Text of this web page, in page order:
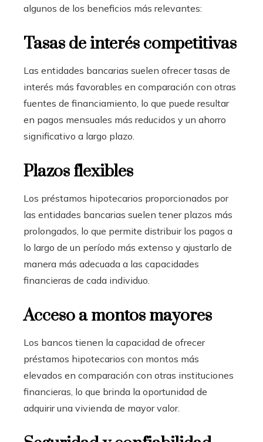
algunos de los beneficios más relevantes:
Tasas de interés competitivas
Las entidades bancarias suelen ofrecer tasas de
interés más favorables en comparación con otras
fuentes de financiamiento, lo que puede resultar
en pagos mensuales más reducidos y un ahorro
significativo a largo plazo.
Plazos flexibles
Los préstamos hipotecarios proporcionados por
las entidades bancarias suelen tener plazos más
prolongados, lo que permite distribuir los pagos a
lo largo de un período más extenso y ajustarlo de
manera más adecuada a las capacidades
financieras de cada individuo.
Acceso a montos mayores
Los bancos tienen la capacidad de ofrecer
préstamos hipotecarios con montos más
elevados en comparación con otras instituciones
financieras, lo que brinda la oportunidad de
adquirir una vivienda de mayor valor.